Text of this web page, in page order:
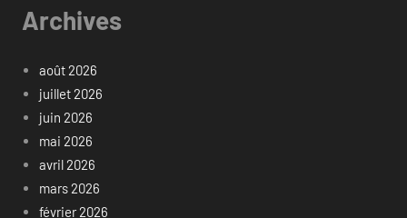
Archives
août 2026
juillet 2026
juin 2026
mai 2026
avril 2026
mars 2026
février 2026